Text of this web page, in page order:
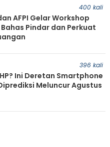
400 kali
AFPI Gelar Workshop
Pindar dan Perkuat
396 kali
Ini Deretan Smartphone
Meluncur Agustus